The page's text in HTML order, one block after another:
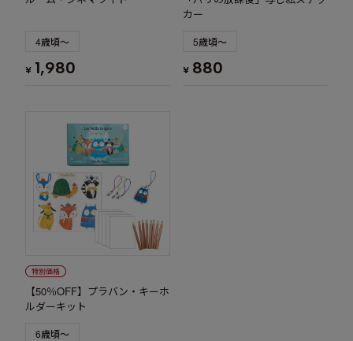
4歳頃～
¥ 1,980
カー
5歳頃～
¥ 880
【50％OFF】プラバン・キーホ
ルダーキット
6歳頃～